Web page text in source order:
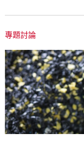
專題討論